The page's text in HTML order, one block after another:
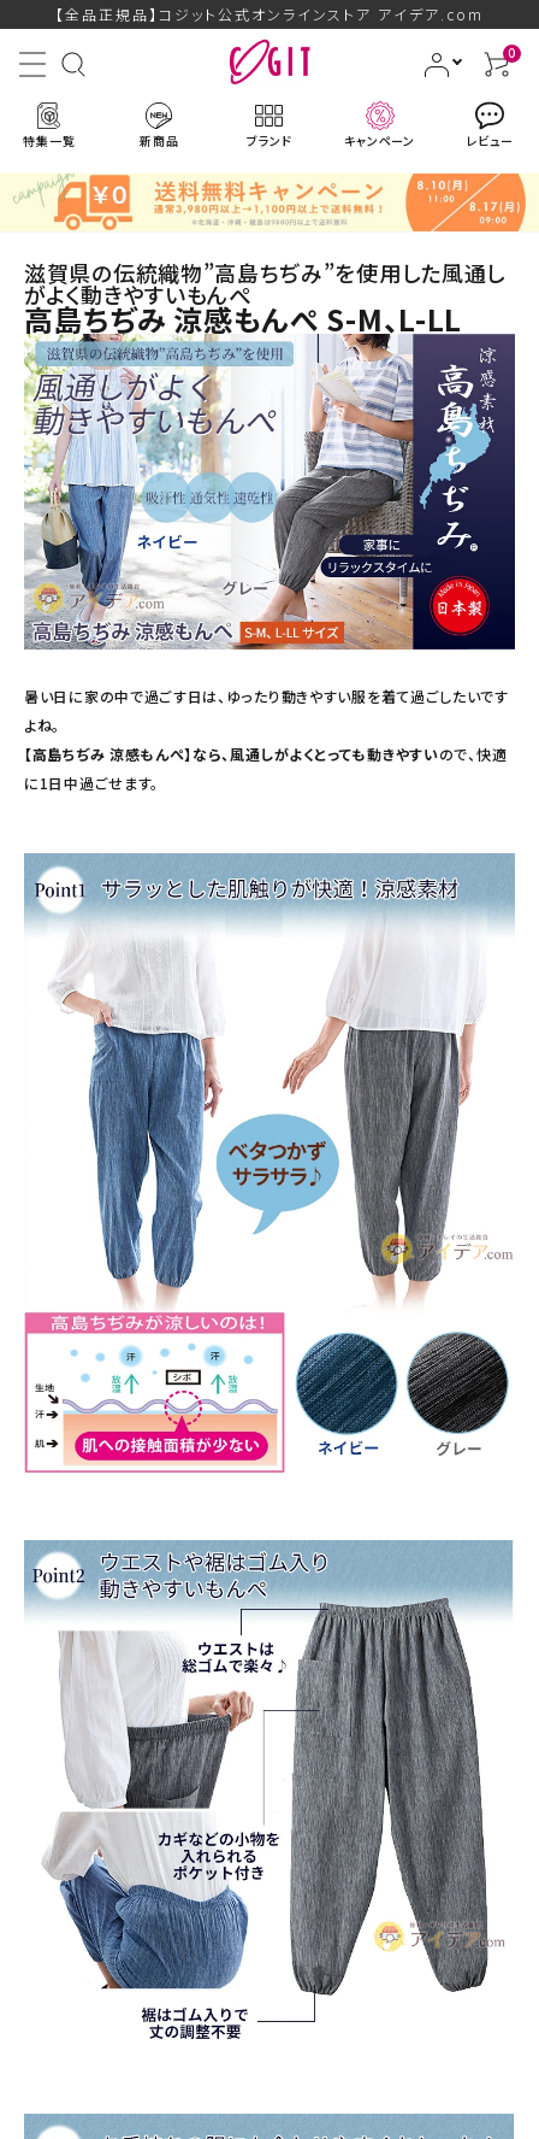
【全品正規品】コジット公式オンラインストア アイデア.com
0
特集一覧 新商品 ブランド キャンペーン レビュー
ACCOUNT MENU
ようこそ ゲスト 様
ログイン
ブランドから探す
新商品
暑さ・紫外線対策グッズ
推し活グッズ
掃除グッズ
ビューティー
ボディメイクグッズ
ファッション
アウトドア・トラベル
インテリア
カテゴリ一覧
お悩み解決コラム
INFORMATION
ご利用ガイド
会社概要
お問い合わせ
滋賀県の伝統織物”高島ちぢみ”を使用した風通し
がよく動きやすいもんぺ
高島ちぢみ 涼感もんぺ S-M、L-LL
暑い日に家の中で過ごす日は、ゆったり動きやすい服を着て過ごしたいです
よね。
【高島ちぢみ 涼感もんぺ】なら、風通しがよくとっても動きやすいので、快適
に1日中過ごせます。